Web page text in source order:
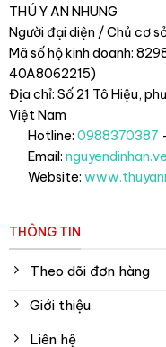
THÚ Y AN NHUNG
Người đại diện / Chủ cơ
Mã số hộ kinh doanh:
40A8062215)
Địa chỉ: Số 21 Tô Hiệu,
Việt Nam
Hotline: 0988370387
Email:
Website:
THÔNG TIN
Theo dõi đơn hàng
Giới thiệu
Liên hệ